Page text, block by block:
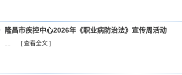
隆昌市疾控中心2026年《职业病防治法》宣传周活动
.... [ 查看全文 ]